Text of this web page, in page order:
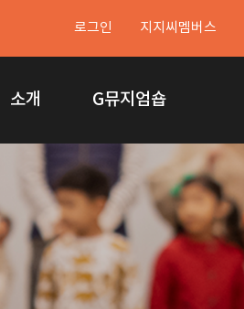
로그인 지지씨멤버스
소개 G뮤지엄숍